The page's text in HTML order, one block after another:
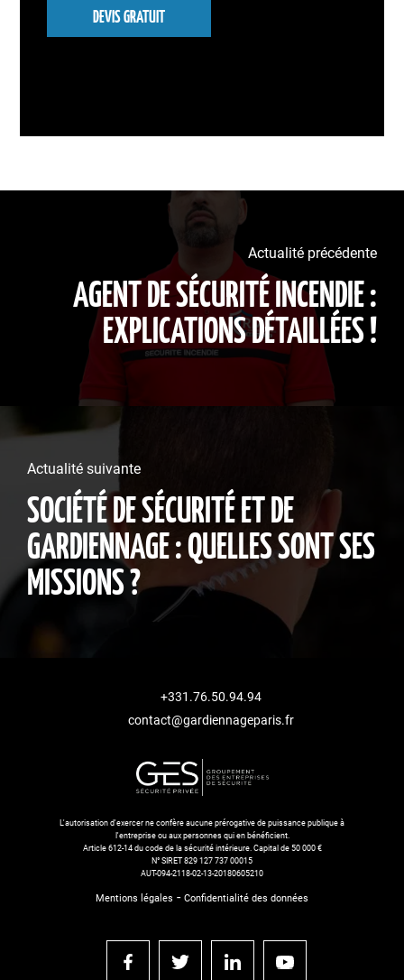
DEVIS GRATUIT
Actualité précédente
AGENT DE SÉCURITÉ INCENDIE :
EXPLICATIONS DÉTAILLÉES !
Actualité suivante
SOCIÉTÉ DE SÉCURITÉ ET DE
GARDIENNAGE : QUELLES SONT SES
MISSIONS ?
+331.76.50.94.94
contact@gardiennageparis.fr
L'autorisation d'exercer ne confère aucune prérogative de puissance publique à
l'entreprise ou aux personnes qui en bénéficient.
Article 612-14 du code de la sécurité intérieure. Capital de 50 000 €
N° SIRET 829 127 737 00015
AUT-094-2118-02-13-20180605210
Mentions légales - Confidentialité des données